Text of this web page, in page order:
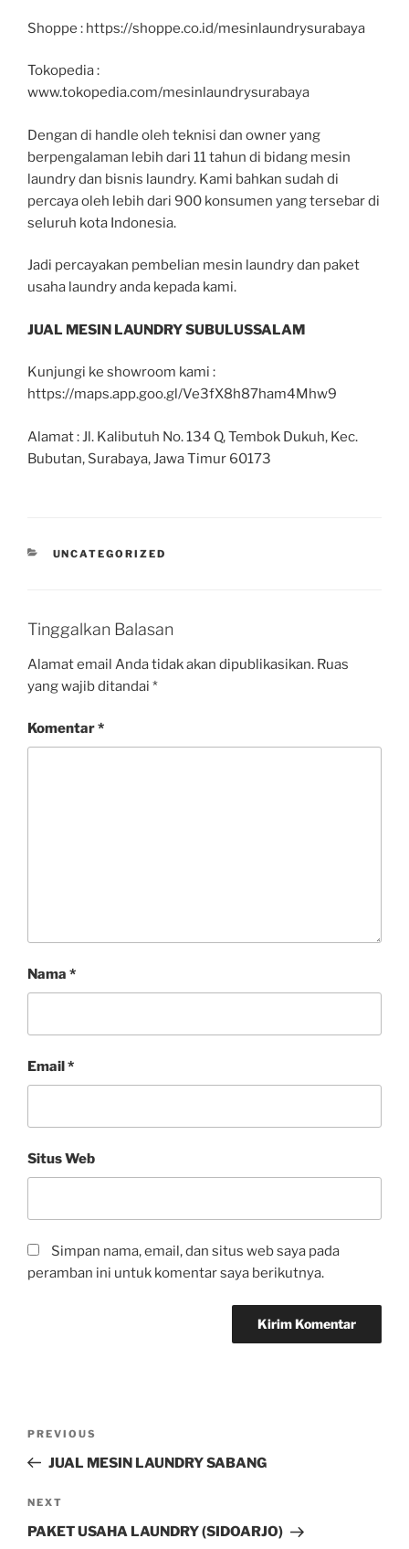
Shoppe : https://shoppe.co.id/mesinlaundrysurabaya
Tokopedia :
www.tokopedia.com/mesinlaundrysurabaya
Dengan di handle oleh teknisi dan owner yang
berpengalaman lebih dari 11 tahun di bidang mesin
laundry dan bisnis laundry. Kami bahkan sudah di
percaya oleh lebih dari 900 konsumen yang tersebar di
seluruh kota Indonesia.
Jadi percayakan pembelian mesin laundry dan paket
usaha laundry anda kepada kami.
JUAL MESIN LAUNDRY SUBULUSSALAM
Kunjungi ke showroom kami :
https://maps.app.goo.gl/Ve3fX8h87ham4Mhw9
Alamat : Jl. Kalibutuh No. 134 Q, Tembok Dukuh, Kec.
Bubutan, Surabaya, Jawa Timur 60173
UNCATEGORIZED
Tinggalkan Balasan
Alamat email Anda tidak akan dipublikasikan. Ruas
yang wajib ditandai *
Komentar*
Nama *
Email*
Situs Web
Simpan nama, email, dan situs web saya pada
peramban ini untuk komentar saya berikutnya.
PREVIOUS
JUAL MESIN LAUNDRY SABANG
NEXT
PAKET USAHA LAUNDRY (SIDOARJO)